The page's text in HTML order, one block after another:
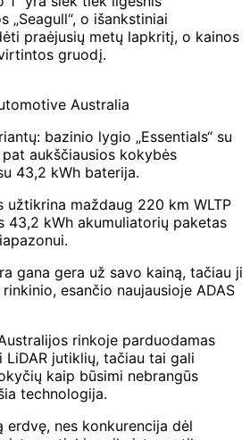
„Seagull“, o išankstiniai
praėjusių metų lapkritį, o kainos
gruodį.
Australia
bazinio lygio „Essentials“ su
aukščiausios kokybės
43,2 kWh baterija.
užtikrina maždaug 220 km WLTP
43,2 kWh akumuliatorių paketas
gana gera už savo kainą, tačiau ji
esančio naujausioje ADAS
rinkoje parduodamas
LiDAR jutiklių, tačiau tai gali
kaip būsimi nebrangūs
technologija.
erdvę, nes konkurencija dėl